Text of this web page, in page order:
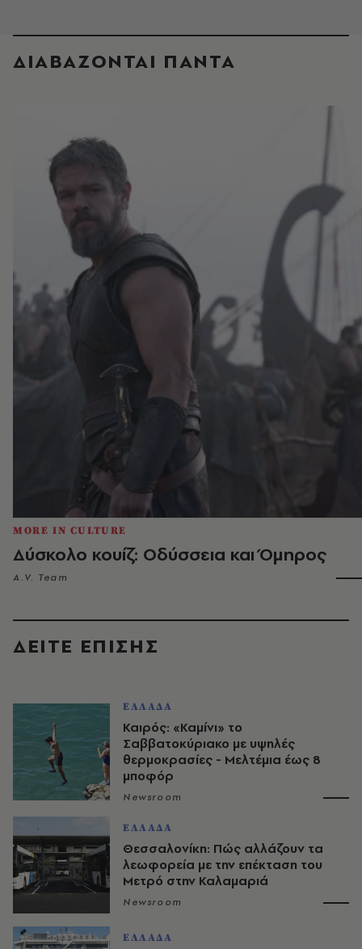
ΔΙΑΒΑΖΟΝΤΑΙ ΠΑΝΤΑ
MORE IN CULTURE
Δύσκολο κουίζ: Οδύσσεια και Όμηρος
A.V. Team
ΔΕΙΤΕ ΕΠΙΣΗΣ
ΕΛΛΑΔΑ
Καιρός: «Καμίνι» το
Σαββατοκύριακο με υψηλές
θερμοκρασίες - Mελτέμια έως 8
μποφόρ
Newsroom
ΕΛΛΑΔΑ
Θεσσαλονίκη: Πώς αλλάζουν τα
λεωφορεία με την επέκταση του
Μετρό στην Καλαμαριά
Newsroom
ΕΛΛΑΔΑ